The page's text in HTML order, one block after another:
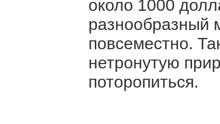
около 1000
разнообразный
повсеместно.
нетронутую
поторопиться.